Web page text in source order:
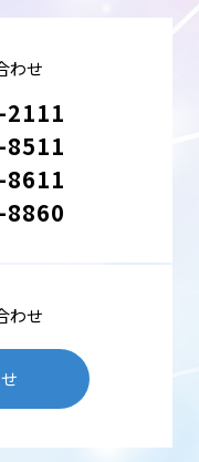
わせ
わせ